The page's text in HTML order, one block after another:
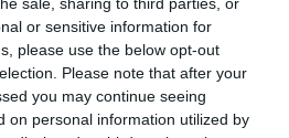
or sensitive information for
please use the below opt-out
Please note that after your
you may continue seeing
on personal information utilized by
SANCHISTA